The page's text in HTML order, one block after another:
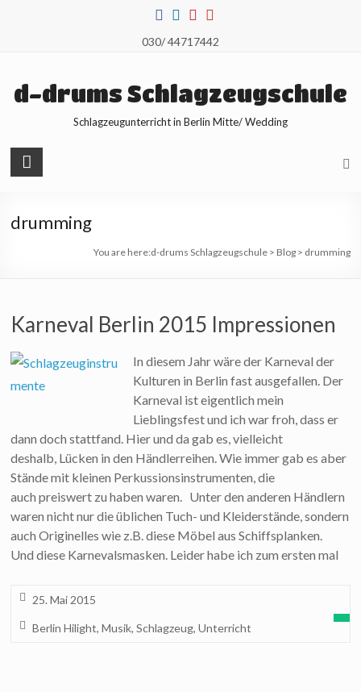
030/ 44717442
d-drums Schlagzeugschule
Schlagzeugunterricht in Berlin Mitte/ Wedding
drumming
You are here:d-drums Schlagzeugschule> Blog> drumming
Karneval Berlin 2015 Impressionen
In diesem Jahr wäre der Karneval der
Kulturen in Berlin fast ausgefallen. Der
Karneval ist eigentlich mein
Lieblingsfest und ich war froh, dass er
dann doch stattfand. Hier und da gab es, vielleicht
deshalb, Lücken in den Händlerreihen. Wie immer gab es aber
Stände mit kleinen Perkussionsinstrumenten, die
auch preiswert zu haben waren. Unter den anderen Händlern
waren nicht nur die üblichen Tuch- und Kleiderstände, sondern
auch Originelles wie z.B. diese Möbel aus Schiffsplanken.
Und diese Karnevalsmasken. Leider habe ich zum ersten mal
25. Mai 2015
Berlin Hilight,Musik,Schlagzeug,Unterricht